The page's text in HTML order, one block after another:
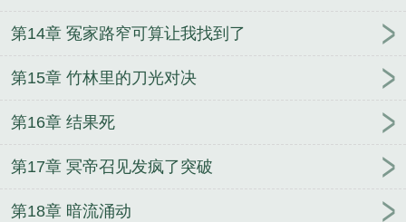
第14章 冤家路窄可算让我找到了
第15章 竹林里的刀光对决
第16章 结果死
第17章 冥帝召见发疯了突破
第18章 暗流涌动